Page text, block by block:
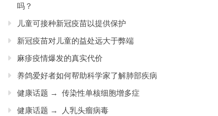
吗？
儿童可接种新冠疫苗以提供保护
新冠疫苗对儿童的益处远大于弊端
麻疹疫情爆发的真实代价
养鸽爱好者如何帮助科学家了解肺部疾病
健康话题 → 传染性单核细胞增多症
健康话题 → 人乳头瘤病毒